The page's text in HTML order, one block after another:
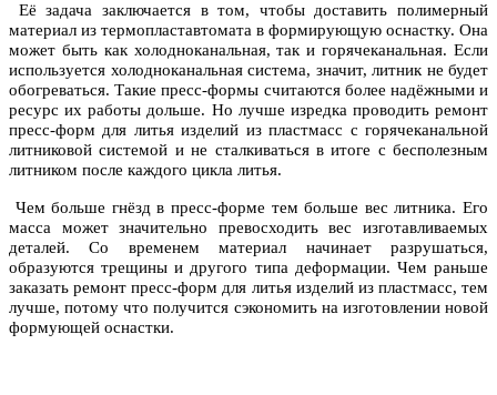
Её задача заключается в том, чтобы доставить полимерный
материал из термопластавтомата в формирующую оснастку. Она
может быть как холодноканальная, так и горячеканальная. Если
используется холодноканальная система, значит, литник не будет
обогреваться. Такие пресс-формы считаются более надёжными и
ресурс их работы дольше. Но лучше изредка проводить ремонт
пресс-форм для литья изделий из пластмасс с горячеканальной
литниковой системой и не сталкиваться в итоге с бесполезным
литником после каждого цикла литья.
Чем больше гнёзд в пресс-форме тем больше вес литника. Его
масса может значительно превосходить вес изготавливаемых
деталей. Со временем материал начинает разрушаться,
образуются трещины и другого типа деформации. Чем раньше
заказать ремонт пресс-форм для литья изделий из пластмасс, тем
лучше, потому что получится сэкономить на изготовлении новой
формующей оснастки.